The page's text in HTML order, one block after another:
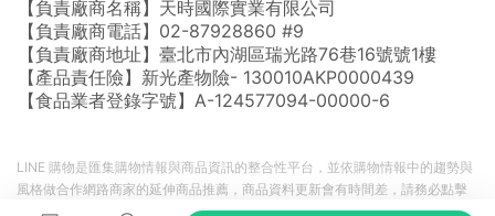
【負責廠商名稱】天時國際實業有限公司
【負責廠商電話】02-87928860 #9
【負責廠商地址】臺北市內湖區瑞光路76巷16號號1樓
【產品責任險】新光產物險- 130010AKP0000439
【食品業者登錄字號】A-124577094-00000-6
LINE 購物是匯集購物情報與商品資訊的整合性平台，並依購物情報中的趨勢與
風格做合作網路商家的延伸商品推薦，商品資料更新會有時間差，請務必點擊
商品至各合作網路商家，確認現售價與購物條件，一切資訊以合作廠商網頁為